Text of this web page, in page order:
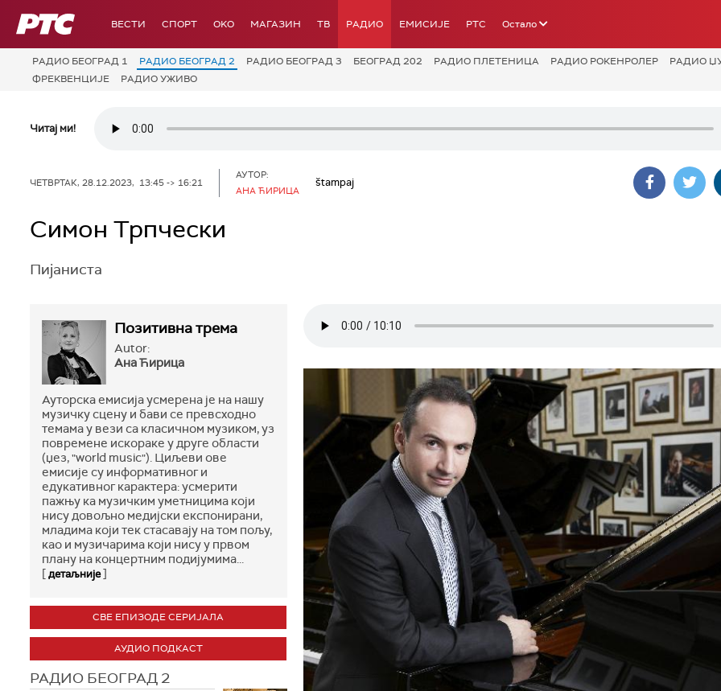
РТС ВЕСТИ СПОРТ OKO МАГАЗИН ТВ РАДИО ЕМИСИЈЕ РТС Остало
РАДИО БЕОГРАД 1 РАДИО БЕОГРАД 2 РАДИО БЕОГРАД 3 БЕОГРАД 202 РАДИО ПЛЕТЕНИЦА РАДИО РОКЕНРОЛЕР
РАДИО
ФРЕКВЕНЦИЈЕ
РАДИО УЖИВО
Читај ми!
ЧЕТВРТАК, 28.12.2023, 13:45 -> 16:21
АУТОР:
АНА ЋИРИЦА
štampaj
Симон Трпчески
Пијаниста
Позитивна трема
Autor:
Ана Ћирица
Ауторска емисија усмерена је на нашу
музичку сцену и бави се превсходно
темама у вези са класичном музиком, уз
повремене искораке у друге области
(џез, "world music"). Циљеви ове
емисије су информативног и
едукативног карактера: усмерити
пажњу ка музичким уметницима који
нису довољно медијски експонирани,
младима који тек стасавају на том пољу,
као и музичарима који нису у првом
плану на концертним подијумима...
[детаљније]
СВЕ ЕПИЗОДЕ СЕРИЈАЛА
АУДИО ПОДКАСТ
РАДИО БЕОГРАД 2